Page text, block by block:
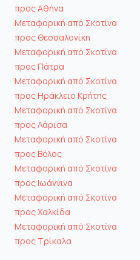
προς Αθήνα
Μεταφορική από Σκοτίνα
προς Θεσσαλονίκη
Μεταφορική από Σκοτίνα
προς Πάτρα
Μεταφορική από Σκοτίνα
προς Ηράκλειο Κρήτης
Μεταφορική από Σκοτίνα
προς Λάρισα
Μεταφορική από Σκοτίνα
προς Βόλος
Μεταφορική από Σκοτίνα
προς Ιωάννινα
Μεταφορική από Σκοτίνα
προς Χαλκίδα
Μεταφορική από Σκοτίνα
προς Τρίκαλα